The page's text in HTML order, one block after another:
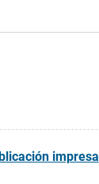
impresa